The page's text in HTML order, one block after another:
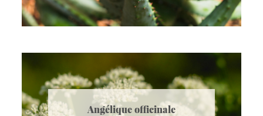
Angélique officinale